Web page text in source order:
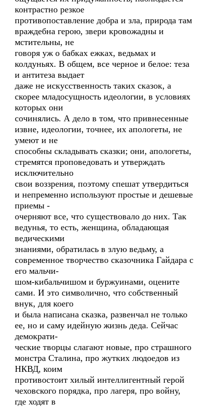
контрастно резкое
противопоставление добра и зла, природа там
враждебна герою, звери кровожадны и
мстительны, не
говоря уж о бабках ежках, ведьмах и
колдуньях. В общем, все черное и белое: теза
и антитеза выдает
даже не искусственность таких сказок, а
скорее младосущность идеологии, в условиях
которых они
сочинялись. А дело в том, что привнесенные
извне, идеологии, точнее, их апологеты, не
умеют и не
способны складывать сказки; они, апологеты,
стремятся проповедовать и утверждать
исключительно
свои воззрения, поэтому спешат утвердиться
и непременно используют простые и дешевые
приемы -
очерняют все, что существовало до них. Так
ведунья, то есть, женщина, обладающая
ведическими
знаниями, обратилась в злую ведьму, а
современное творчество сказочника Гайдара с
его мальчи-
шом-кибальчишом и буржуинами, оцените
сами. И это символично, что собственный
внук, для коего
и была написана сказка, развенчал не только
ее, но и саму идейную жизнь деда. Сейчас
демократи-
ческие творцы слагают новые, про страшного
монстра Сталина, про жутких людоедов из
НКВД, коим
противостоит хилый интеллигентный герой
чеховского порядка, про лагеря, про войну,
где ходят в